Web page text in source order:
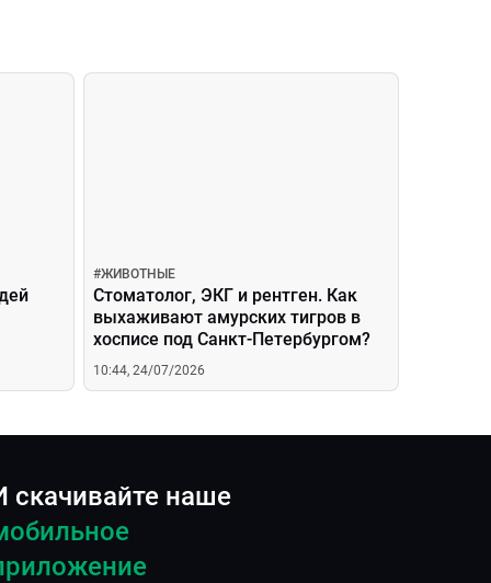
#ЖИВОТНЫЕ
Стоматолог, ЭКГ и рентген. Как
выхаживают амурских тигров в
хосписе под Санкт-Петербургом?
10:44, 24/07/2026
скачивайте наше